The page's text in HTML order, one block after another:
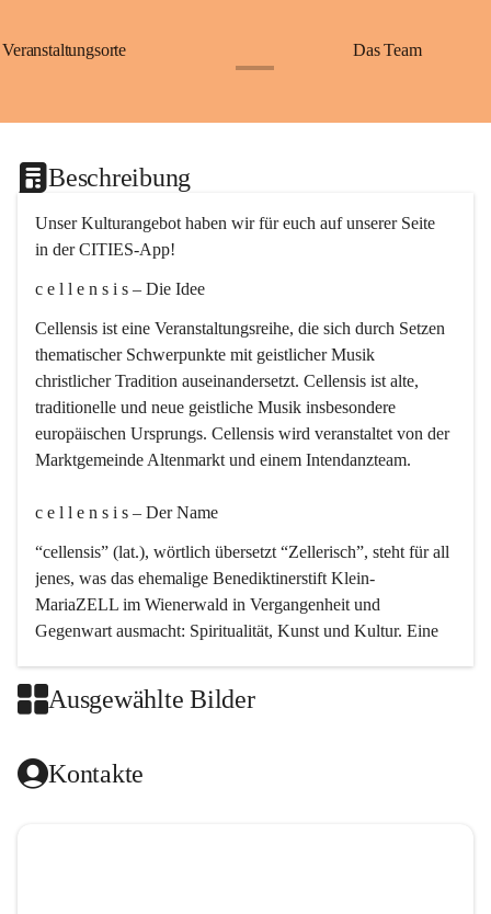
Veranstaltungsorte Das Team
Beschreibung
Unser Kulturangebot haben wir für euch auf unserer Seite
in der CITIES-App!
c e l l e n s i s – Die Idee
Cellensis ist eine Veranstaltungsreihe, die sich durch Setzen
thematischer Schwerpunkte mit geistlicher Musik
christlicher Tradition auseinandersetzt. Cellensis ist alte,
traditionelle und neue geistliche Musik insbesondere
europäischen Ursprungs. Cellensis wird veranstaltet von der
Marktgemeinde Altenmarkt und einem Intendanzteam.
c e l l e n s i s – Der Name
“cellensis” (lat.), wörtlich übersetzt “Zellerisch”, steht für all
jenes, was das ehemalige Benediktinerstift Klein-
MariaZELL im Wienerwald in Vergangenheit und
Gegenwart ausmacht: Spiritualität, Kunst und Kultur. Eine
Kirchenmusik, dem kunstvollen Lob Gottes.
Das kirchenmusikalische Festival Cellensis wird seit dem
Ausgewählte Bilder
Kontakte